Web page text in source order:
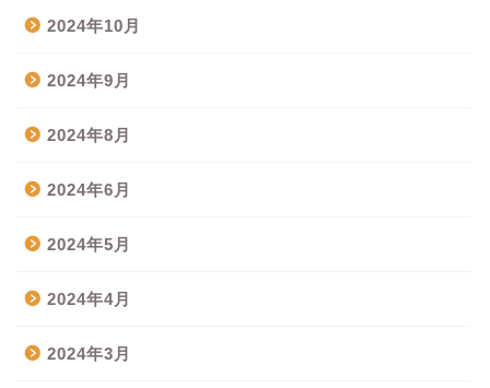
2024年10月
2024年9月
2024年8月
2024年6月
2024年5月
2024年4月
2024年3月